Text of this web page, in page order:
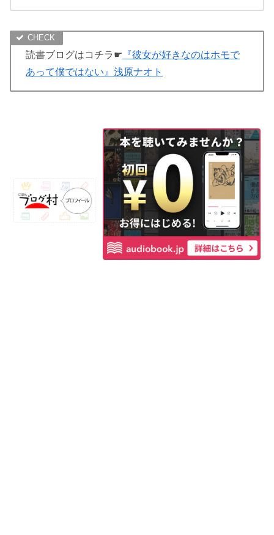
読書ブログはコチラ☛ 『彼女が好きなのはホモで
あって僕ではない』浅原ナオト